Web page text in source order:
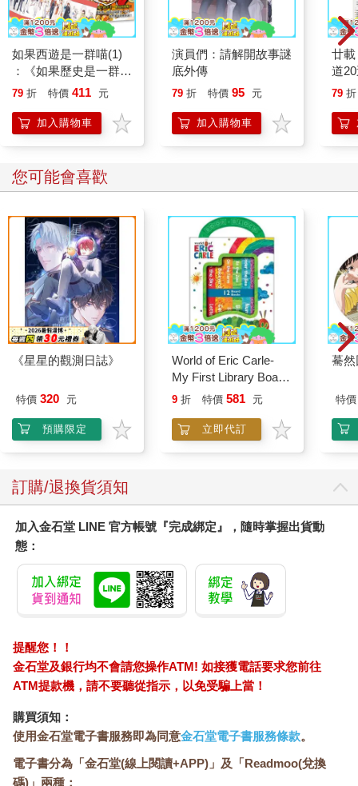
放脂肪酸。似乎每天都有人發現這種美味飲品新的益處。咖啡讓
斷食變得更輕鬆（或許就是這麼單純，就是釋放出那些游離脂肪
酸罷了），在我們訓練時推我們一把，並幫助許多人產生清空腸
道的衝動。 贏。贏。贏。三贏。 我不確定我是否能夠讓事情變得
更簡單。如果你像我一樣，咖啡可以讓我抑制飢餓（這是一種衝
動，正如《創世記》第四章提醒我們的：「你卻要制伏他」），
那麼這就是一個相當容易的實用指南。 曾經有人問我，要怎麼用
斷食來幫助減脂。我的回答十分高明： 如果你沒有吃東西，就不
會攝取到熱量。 我怎麼沒有得到諾貝爾獎？ 所以……斷食、咖啡
和高強度訓練同時進行，讓遊離脂肪酸活躍起來，然後去走路，
這樣就能燒掉這些脂肪酸。 這簡直就像是在減脂比賽中作弊。
如果西遊是一群喵(1)
：《如果歷史是一群
喵》作者最新力作，附
79 折 特價 411 元
加入購物車
演員們：請解開故事謎
底外傳
79 折 特價 95 元
加入購物車
廿
道
79 折
您可能會喜歡
《星星的觀測日誌》
特價 320 元
預購限定
World of Eric Carle-
My First Library Board
Book Block Set
9 折 特價 581 元
立即代訂
驀
特價
訂購/退換貨須知
加入金石堂 LINE 官方帳號『完成綁定』，隨時掌握出貨動
態：
提醒您！！
金石堂及銀行均不會請您操作ATM! 如接獲電話要求您前往
ATM提款機，請不要聽從指示，以免受騙上當！
購買須知：
使用金石堂電子書服務即為同意金石堂電子書服務條款。
電子書分為「金石堂(線上閱讀+APP)」及「Readmoo(兌換
碼)」兩種：